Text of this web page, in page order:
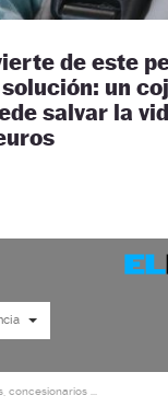
de este
un
salvar la